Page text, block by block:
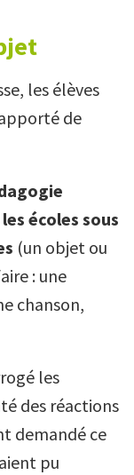
les élèves
de
écoles sous
(un objet ou
: une
chanson,
les
des réactions
demandé ce
pu